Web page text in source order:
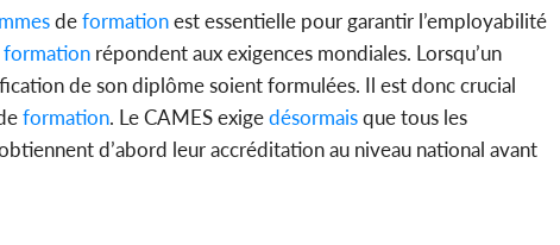
deformationest essentielle pour garantir l’employabilité
formation répondent aux exigences mondiales. Lorsqu’un
de son diplôme soient formulées. Il est donc crucial
formation. Le CAMES exigedésormaisque tous les
d’abord leur accréditation au niveau national avant